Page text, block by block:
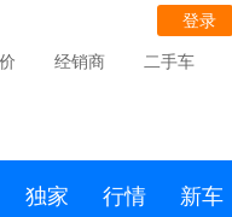
登录
经销商 二手车
独家 行情 新车